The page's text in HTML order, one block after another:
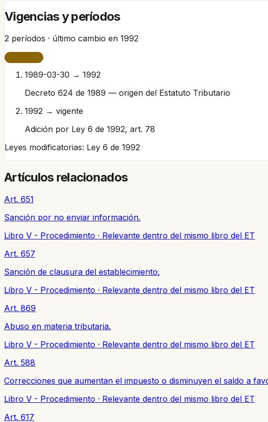
Vigencias y períodos
2 períodos · último cambio en 1992
1989-03-30 → 1992
Decreto 624 de 1989 — origen del Estatuto Tributario
1992 → vigente
Adición por Ley 6 de 1992, art. 78
Leyes modificatorias: Ley 6 de 1992
Artículos relacionados
Art. 651
Sanción por no enviar información.
Libro V - Procedimiento · Relevante dentro del mismo libro del ET
Art. 657
Sanción de clausura del establecimiento.
Libro V - Procedimiento · Relevante dentro del mismo libro del ET
Art. 869
Abuso en materia tributaria.
Libro V - Procedimiento · Relevante dentro del mismo libro del ET
Art. 588
Correcciones que aumentan el impuesto o disminuyen el saldo a
Libro V - Procedimiento · Relevante dentro del mismo libro del ET
Art. 617